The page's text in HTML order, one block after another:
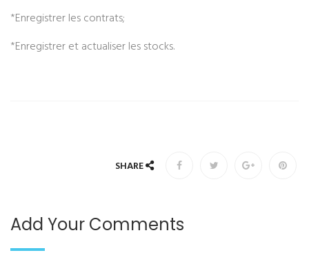
*Enregistrer les contrats;
*Enregistrer et actualiser les stocks.
SHARE
Add Your Comments